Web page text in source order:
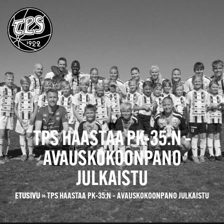
TPS HAASTAA PK-35:N –
AVAUSKOKOONPANO
JULKAISTU
ETUSIVU»TPS HAASTAA PK-35:N – AVAUSKOKOONPANO JULKAISTU